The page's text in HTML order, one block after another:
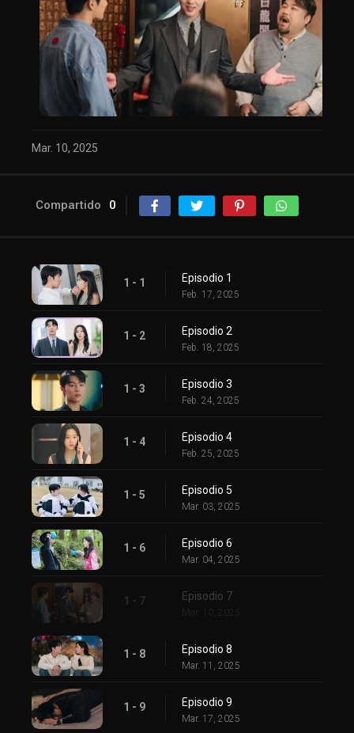
Mar. 10, 2025
Compartido 0
1 - 1 Episodio 1
Feb. 17, 2025
1 - 2 Episodio 2
Feb. 18, 2025
1 - 3 Episodio 3
Feb. 24, 2025
1 - 4 Episodio 4
Feb. 25, 2025
1 - 5 Episodio 5
Mar. 03, 2025
1 - 6 Episodio 6
Mar. 04, 2025
1 - 7 Episodio 7
Mar. 10, 2025
1 - 8 Episodio 8
Mar. 11, 2025
1 - 9 Episodio 9
Mar. 17, 2025